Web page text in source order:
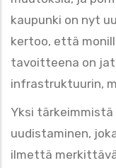
kaupunki on nyt
kertoo, että
tavoitteena on
infrastruktuurin,
Yksi
uudistaminen,
ilmettä